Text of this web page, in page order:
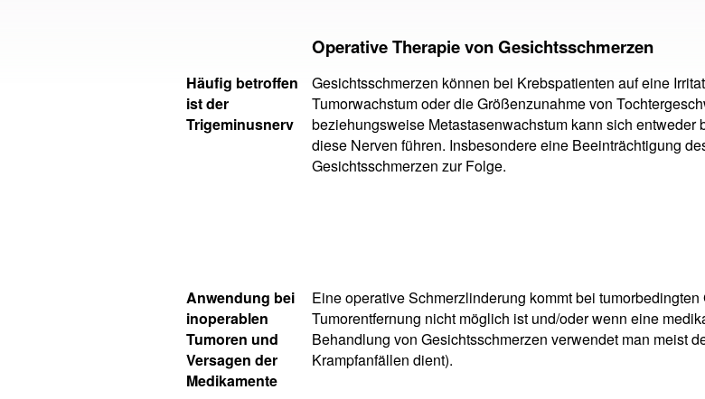
Operative Therapie von Gesichtsschmerzen
Häufig betroffen
ist der
Trigeminusnerv
Gesichtsschmerzen können bei Krebspatienten auf eine
Tumorwachstum oder die Größenzunahme von
beziehungsweise Metastasenwachstum kann sich
diese Nerven führen. Insbesondere eine Beeinträchtigung
Gesichtsschmerzen zur Folge.
Anwendung bei
inoperablen
Tumoren und
Versagen der
Medikamente
Eine operative Schmerzlinderung kommt bei
Tumorentfernung nicht möglich ist und/oder wenn eine
Behandlung von Gesichtsschmerzen verwendet man meist
Krampfanfällen dient).